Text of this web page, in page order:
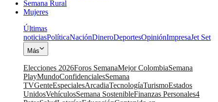
Semana Rural
Mujeres
Últimas
noticiasPolíticaNaciónDineroDeportesOpiniónImpresaJet Set
Más
Elecciones 2026Foros SemanaMejor ColombiaSemana
PlayMundoConfidencialesSemana
TVGenteEspecialesArcadiaTecnologíaTurismoEstados
UnidosVehículosSemana SostenibleFinanzas Personales4